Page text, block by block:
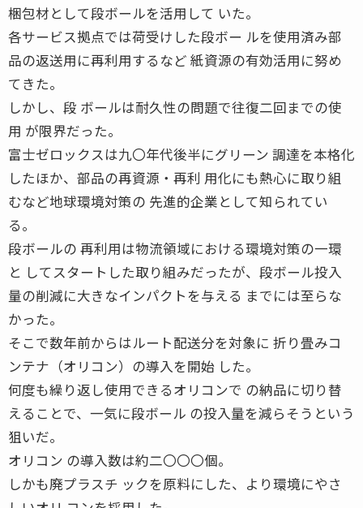
梱包材として段ボールを活用して いた。
各サービス拠点では荷受けした段ボー ルを使用済み部
品の返送用に再利用するなど 紙資源の有効活用に努め
てきた。
しかし、段 ボールは耐久性の問題で往復二回までの使
用 が限界だった。
富士ゼロックスは九〇年代後半にグリーン 調達を本格化
したほか、部品の再資源・再利 用化にも熱心に取り組
むなど地球環境対策の 先進的企業として知られてい
る。
段ボールの 再利用は物流領域における環境対策の一環
と してスタートした取り組みだったが、段ボール投入
量の削減に大きなインパクトを与える までには至らな
かった。
そこで数年前からはルート配送分を対象に 折り畳みコ
ンテナ（オリコン）の導入を開始 した。
何度も繰り返し使用できるオリコンで の納品に切り替
えることで、一気に段ボール の投入量を減らそうという
狙いだ。
オリコン の導入数は約二〇〇〇個。
しかも廃プラスチ ックを原料にした、より環境にやさ